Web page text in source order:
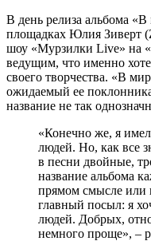
В день релиза альбома
площадках Юлия Зиверт
шоу «Мурзилки Live» на
ведущим, что именно
своего творчества. «В
ожидаемый ее
название не так
«Конечно же, я
людей. Но, как все
в песни двойные,
название альбома
прямом смысле или
главный посыл: я
людей. Добрых,
немного проще», –